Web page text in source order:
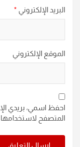
البريد الإلكتروني *
الموقع الإلكتروني
احفظ اسمي، بريدي
المتصفح لاستخدامها